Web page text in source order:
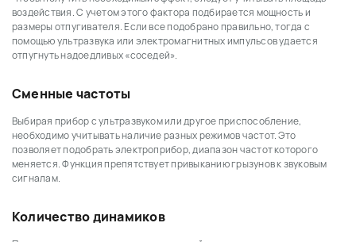
воздействия. С учетом этого фактора подбирается мощность и
размеры отпугивателя. Если все подобрано правильно, тогда с
помощью ультразвука или электромагнитных импульсов удается
отпугнуть надоедливых «соседей».
Сменные частоты
Выбирая прибор с ультразвуком или другое приспособление,
необходимо учитывать наличие разных режимов частот. Это
позволяет подобрать электроприбор, диапазон частот которого
меняется. Функция препятствует привыканию грызунов к звуковым
сигналам.
Количество динамиков